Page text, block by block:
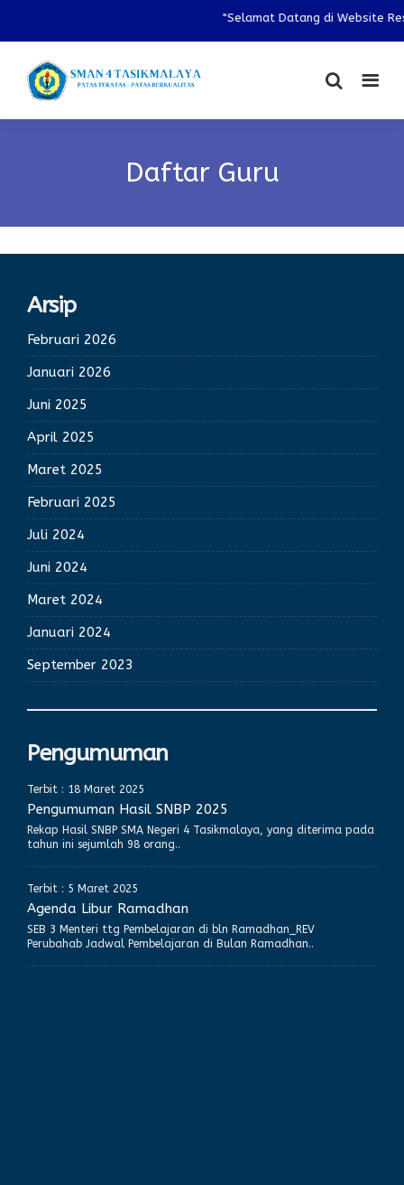
"Selamat Datang di Website
Daftar Guru
Arsip
Februari 2026
Januari 2026
Juni 2025
April 2025
Maret 2025
Februari 2025
Juli 2024
Juni 2024
Maret 2024
Januari 2024
September 2023
Pengumuman
Terbit : 18 Maret 2025
Pengumuman Hasil SNBP 2025
Rekap Hasil SNBP SMA Negeri 4 Tasikmalaya, yang diterima pada
tahun ini sejumlah 98 orang..
Terbit : 5 Maret 2025
Agenda Libur Ramadhan
SEB 3 Menteri ttg Pembelajaran di bln Ramadhan_REV
Perubahab Jadwal Pembelajaran di Bulan Ramadhan..